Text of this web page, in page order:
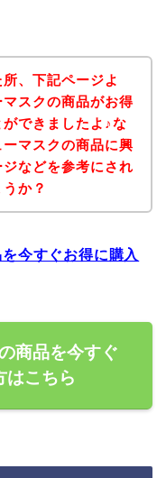
、下記ページよ
スクの商品がお得
できましたよ♪な
マスクの商品に興
などを参考にされ
か？
今すぐお得に購入
商品を今すぐ
はこちら